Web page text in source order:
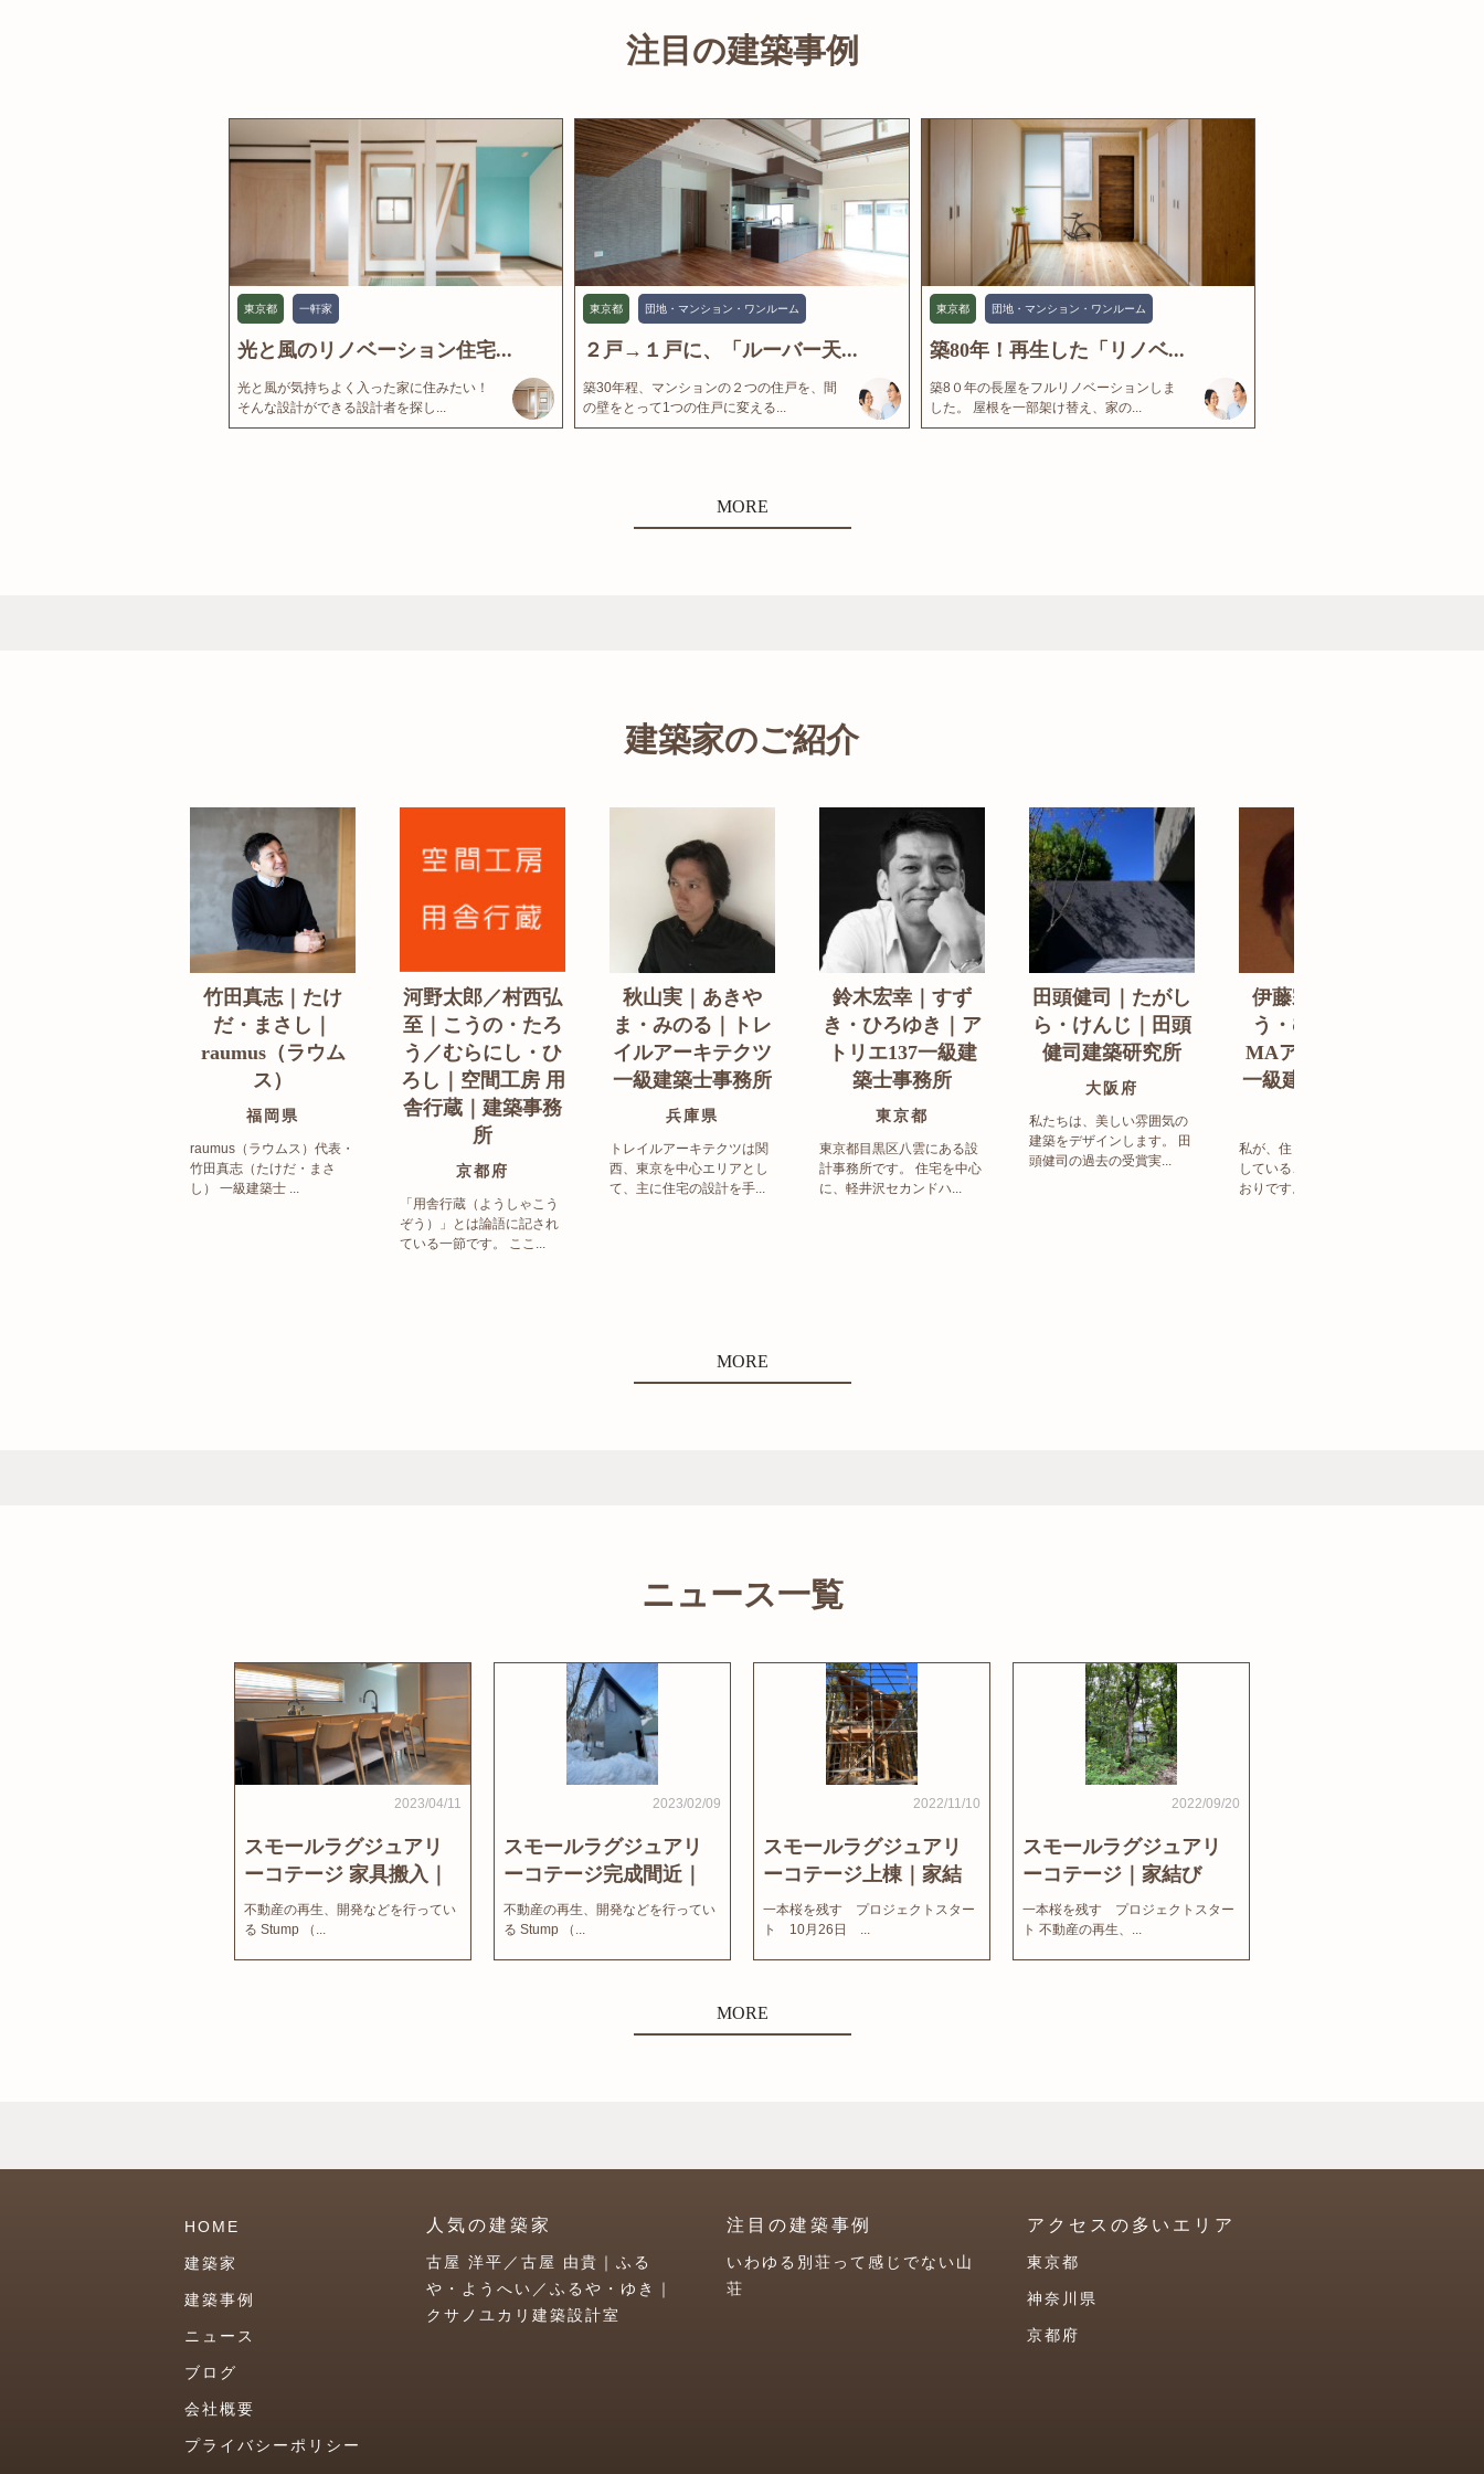
注目の建築事例
東京都 一軒家
光と風のリノベーション住宅...
光と風が気持ちよく入った家に住みたい！
そんな設計ができる設計者を探し...
東京都 団地・マンション・ワンルーム
２戸→１戸に、「ルーバー天...
築30年程、マンションの２つの住戸を、間
の壁をとって1つの住戸に変える...
東京都 団地・マンション・ワンルーム
築80年！再生した「リノベ...
築8０年の長屋をフルリノベーションしま
した。 屋根を一部架け替え、家の...
MORE
建築家のご紹介
竹田真志｜たけ
だ・まさし｜
raumus（ラウム
ス）
福岡県
raumus（ラウムス）代表・
竹田真志（たけだ・まさ
し） 一級建築士 ...
河野太郎／村西弘
至｜こうの・たろ
う／むらにし・ひ
ろし｜空間工房 用
舎行蔵｜建築事務
所
京都府
「用舎行蔵（ようしゃこう
ぞう）」とは論語に記され
ている一節です。 ここ...
秋山実｜あきや
ま・みのる｜トレ
イルアーキテクツ
一級建築士事務所
兵庫県
トレイルアーキテクツは関
西、東京を中心エリアとし
て、主に住宅の設計を手...
鈴木宏幸｜すず
き・ひろゆき｜ア
トリエ137一級建
築士事務所
東京都
東京都目黒区八雲にある設
計事務所です。 住宅を中心
に、軽井沢セカンドハ...
田頭健司｜たがし
ら・けんじ｜田頭
健司建築研究所
大阪府
私たちは、美しい雰囲気の
建築をデザインします。 田
頭健司の過去の受賞実...
伊藤宗明｜いと
う・むねあき｜
MAアーキテクト
一級建築士事務所
私が、住まい造りで大事に
していることは、以下のと
おりです。 洗練された...
MORE
ニュース一覧
2023/04/11
スモールラグジュアリ
ーコテージ 家具搬入｜
家結びNews
不動産の再生、開発などを行ってい
る Stump （...
2023/02/09
スモールラグジュアリ
ーコテージ完成間近｜
家結びNews
不動産の再生、開発などを行ってい
る Stump （...
2022/11/10
スモールラグジュアリ
ーコテージ上棟｜家結
びNews
一本桜を残す プロジェクトスター
ト 10月26日 ...
2022/09/20
スモールラグジュアリ
ーコテージ｜家結び
News
一本桜を残す プロジェクトスター
ト 不動産の再生、...
MORE
HOME
建築家
建築事例
ニュース
ブログ
会社概要
プライバシーポリシー
人気の建築家
古屋 洋平／古屋 由貴｜ふる
や・ようへい／ふるや・ゆき｜
クサノユカリ建築設計室
注目の建築事例
いわゆる別荘って感じでない山
荘
アクセスの多いエリア
東京都
神奈川県
京都府